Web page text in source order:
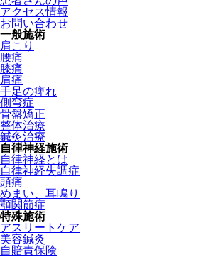
アクセス情報
お問い合わせ
一般施術
肩こり
腰痛
膝痛
肩痛
手足の痺れ
側弯症
骨盤矯正
整体治療
鍼灸治療
自律神経施術
自律神経とは
自律神経失調症
頭痛
めまい、耳鳴り
顎関節症
特殊施術
アスリートケア
美容鍼灸
自賠責保険